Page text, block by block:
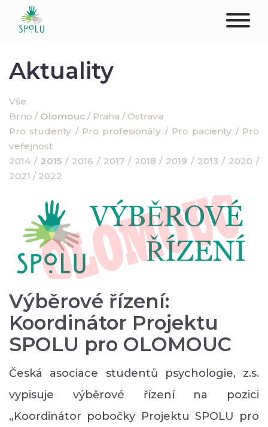
PODPOŘTE NÁS
PROFESIONÁLOVÉ
STUDENTI
Aktuality
Vše
Brno / Olomouc / Praha / Ostrava
Pro studenty / Pro profesionály / Pro pacienty / Pro
veřejnost
2014 / 2015/ 2016 / 2017/ 2018 / 2019 / 2013 / 2020 /
2021 / 2022
Výběrové řízení:
Koordinátor Projektu
SPOLU pro OLOMOUC
Česká asociace studentů psychologie, z.s.
vypisuje výběrové řízení na pozici
„Koordinátor pobočky Projektu SPOLU pro